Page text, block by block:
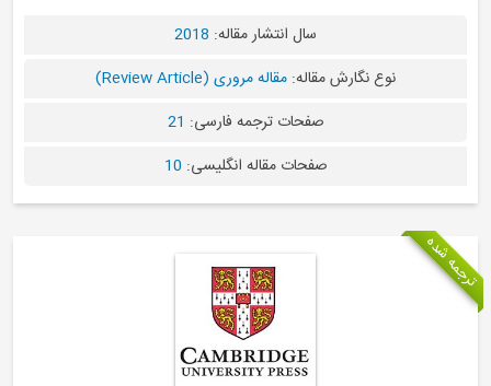
سال انتشار مقاله:2018
نگارش مقاله:مقاله مروری (Review Article)
صفحات ترجمه فارسی:21
صفحات مقاله انگلیسی:10